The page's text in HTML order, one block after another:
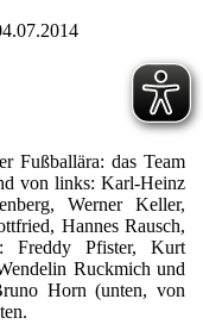
Fußballära: das Team
von links: Karl-Heinz
Werner Keller,
Hannes Rausch,
Freddy Pfister, Kurt
Ruckmich und
Horn (unten, von